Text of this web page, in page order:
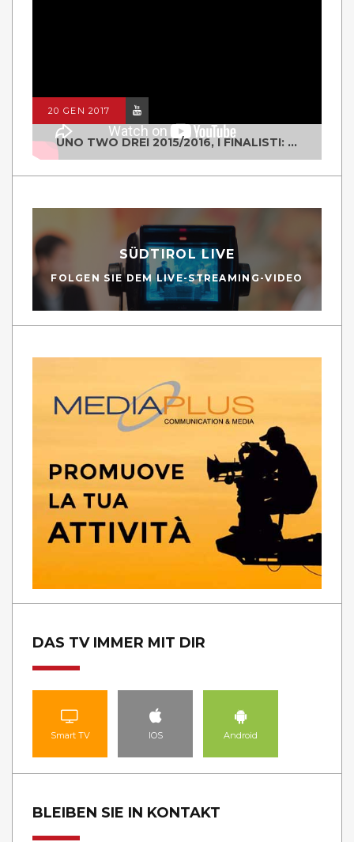
20 GEN 2017
UNO TWO DREI 2015/2016, I FINALISTI: CLASSE IV ALS ISTITUTO "DEGASPERI" BORGO VALSUGANA
SÜDTIROL LIVE
FOLGEN SIE DEM LIVE-STREAMING-VIDEO
DAS TV IMMER MIT DIR
Smart TV IOS Android
BLEIBEN SIE IN KONTAKT